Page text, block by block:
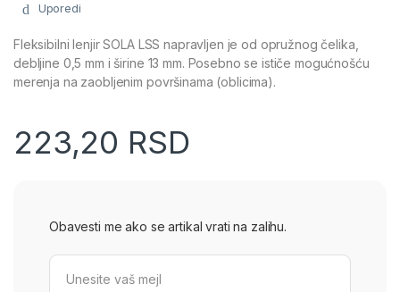
Uporedi
Fleksibilni lenjir SOLA LSS napravljen je od opružnog čelika,
debljine 0,5 mm i širine 13 mm. Posebno se ističe mogućnošću
merenja na zaobljenim površinama (oblicima).
223,20 RSD
Obavesti me ako se artikal vrati na zalihu.